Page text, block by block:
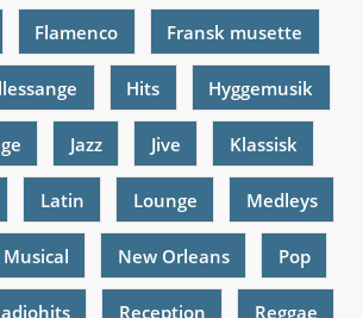
Flamenco Fransk musette
Hits Hyggemusik
Jazz Jive Klassisk
Latin Lounge Medleys
Musical New Orleans Pop
Reception Reggae